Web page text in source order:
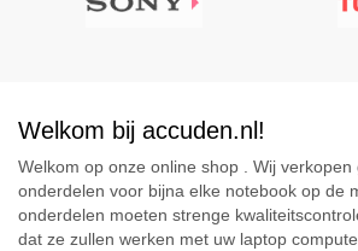
Welkom bij accuden.nl!
Welkom op onze online shop . Wij
onderdelen voor bijna elke notebook op de
onderdelen moeten strenge
dat ze zullen werken met uw laptop